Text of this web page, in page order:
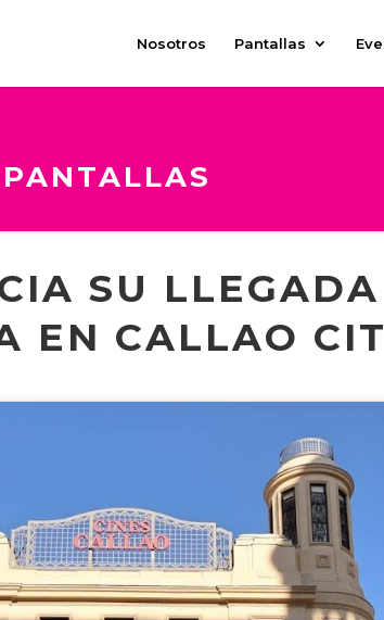
Nosotros Pantallas
SU
EN CALLAO